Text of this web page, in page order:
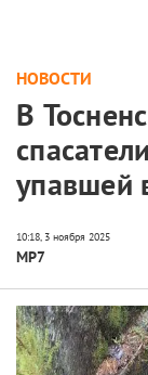
НОВОСТИ
В
упавшей
МР7